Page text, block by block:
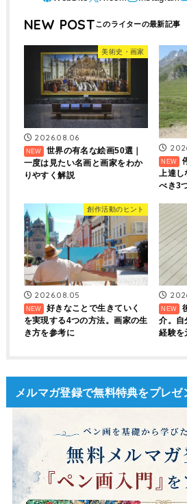
NEW POST
美術史・画家
2026.08.06
世界の有名な絵画50選｜
一度は見たい名画と画家をわか
りやすく解説
上達し
べき3
創作活動のヒント
2026.08.05
好きなことで生きていく
を実現する4つの方法。画家の生
き方を参考に
介。自
経験を
メルマガ登録で無料特典をプレゼ